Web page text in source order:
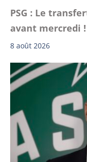
PSG : Le
avant mercredi !
8 août 2026